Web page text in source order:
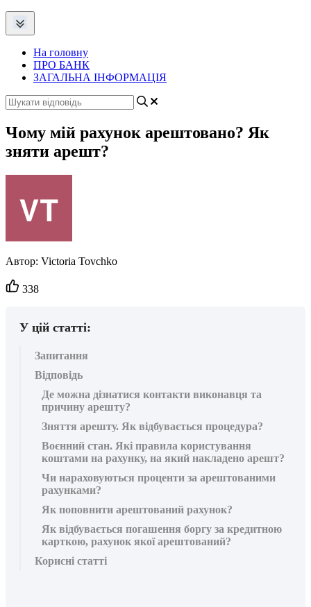
На головну
ПРО БАНК
ЗАГАЛЬНА ІНФОРМАЦІЯ
Чому мій рахунок арештовано? Як
зняти арешт?
Автор: Victoria Tovchko
Кількість
вподобайок:
338
У цій статті:
Запитання
Відповідь
Де можна дізнатися контакти виконавця та
причину арешту?
Зняття арешту. Як відбувається процедура?
Воєнний стан. Які правила користування
коштами на рахунку, на який накладено арешт?
Чи нараховуються проценти за арештованими
рахунками?
Як поповнити арештований рахунок?
Як відбувається погашення боргу за кредитною
карткою, рахунок якої арештований?
Корисні статті